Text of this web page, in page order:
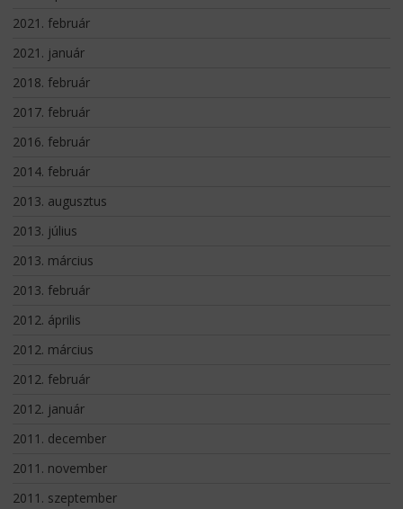
2021. február
2021. január
2018. február
2017. február
2016. február
2014. február
2013. augusztus
2013. július
2013. március
2013. február
2012. április
2012. március
2012. február
2012. január
2011. december
2011. november
2011. szeptember